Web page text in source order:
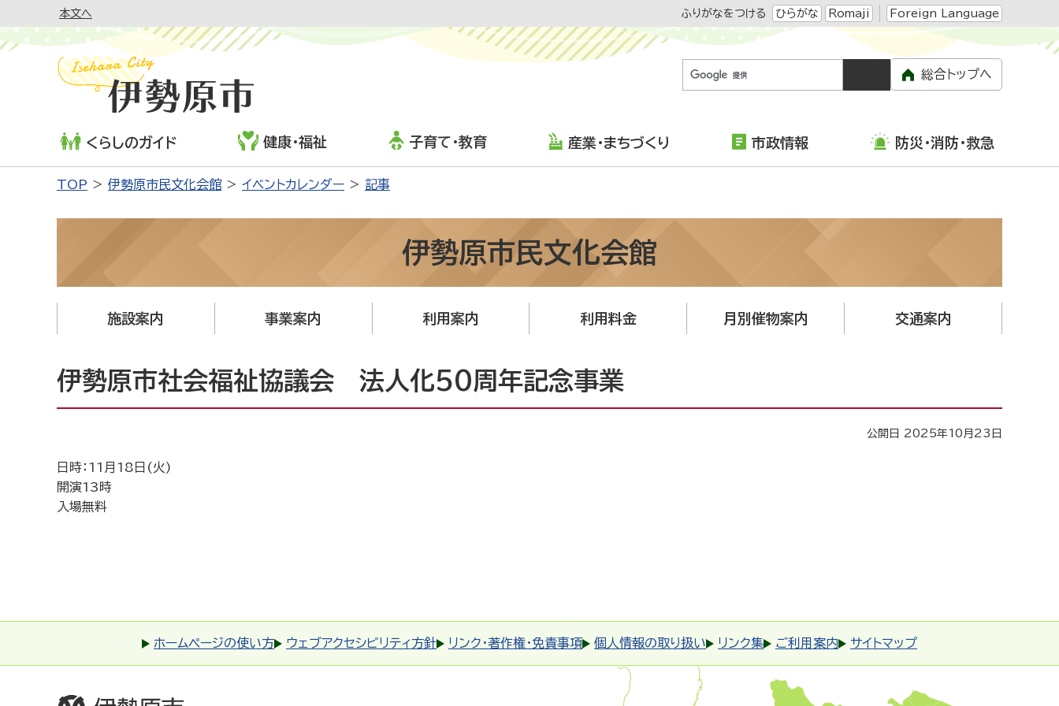
本文へ ふりがなをつける ひらがな Romaji Foreign Language
総合トップへ
くらしのガイド 健康・福祉 子育て・教育 産業・まちづくり 市政情報 防災・消防・救急
TOP 伊勢原市民文化会館 イベントカレンダー 記事
伊勢原市民文化会館
施設案内 事業案内 利用案内 利用料金 月別催物案内 交通案内
伊勢原市社会福祉協議会 法人化50周年記念事業
公開日 2025年10月23日
日時：11月18日(火)
開演13時
入場無料
ホームページの使い方 ウェブアクセシビリティ方針 リンク・著作権・免責事項 個人情報の取り扱い リンク集 ご利用案内 サイトマップ